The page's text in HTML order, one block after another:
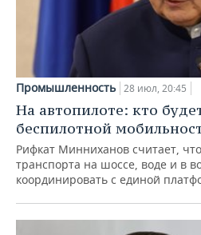
Промышленность 28 июл, 20:45
На автопилоте: кто
беспилотной
Рифкат Минниханов считает,
транспорта на шоссе, воде и в
координировать с единой